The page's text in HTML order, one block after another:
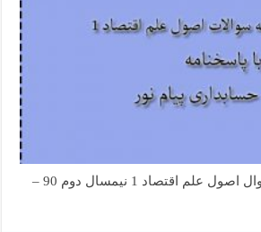
دانلود رایگان نمونه سوال اصول علم اقتصاد 1 نیمسال دوم 90 –